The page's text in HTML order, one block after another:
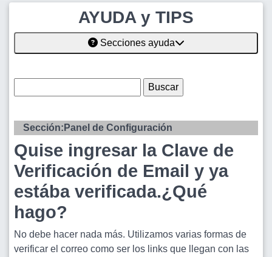
AYUDA y TIPS
Secciones ayuda
Sección:Panel de Configuración
Quise ingresar la Clave de
Verificación de Email y ya
estába verificada.¿Qué
hago?
No debe hacer nada más. Utilizamos varias formas de
verificar el correo como ser los links que llegan con las